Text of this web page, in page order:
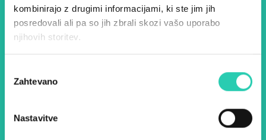
kombinirajo z drugimi informacijami, ki ste jim jih
posredovali ali pa so jih zbrali skozi vašo uporabo
njihovih storitev.
soglasja
Zahtevano
Nastavitve
Dogodki, članki in zgodbe iz
evropske prestolnice kulture
in ostanite na tekočem z